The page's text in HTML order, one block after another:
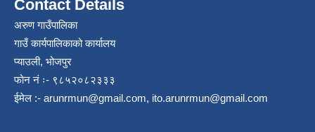
Contact Details
अरुण गाउँपालिका
गाउँ कार्यपालिकाको कार्यालय
प्याउली, भोजपुर
फोन नं ः- ९८५२०८२३३३
ईमेल :- arunrmun@gmail.com, ito.arunrmun@gmail.com